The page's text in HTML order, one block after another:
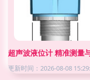
超声波液位计 精准测
更新时间：2026-08-08